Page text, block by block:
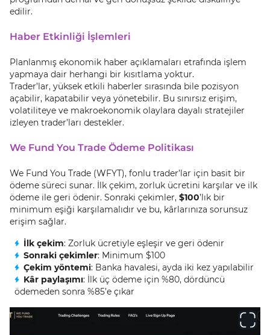
edilir.
Haber Etkinliği İşlemleri
Planlanmış ekonomik haber açıklamaları etrafında işlem
yapmaya dair herhangi bir kısıtlama yoktur.
Trader’lar, yüksek etkili haberler sırasında bile pozisyon
açabilir, kapatabilir veya yönetebilir. Bu sınırsız erişim,
volatiliteye ve makroekonomik olaylara dayalı stratejiler
izleyen trader’ları destekler.
We Fund You Trade Ödeme Politikası
We Fund You Trade (WFYT), fonlu trader’lar için basit bir
ödeme süreci sunar. İlk çekim, zorluk ücretini karşılar ve ilk
ödeme ile geri ödenir. Sonraki çekimler, $100’lık bir
minimum eşiği karşılamalıdır ve bu, kârlarınıza sorunsuz
erişim sağlar.
İlk çekim: Zorluk ücretiyle eşleşir ve geri ödenir
Sonraki çekimler: Minimum $100
Çekim yöntemi: Banka havalesi, ayda iki kez yapılabilir
Kâr paylaşımı: İlk üç ödeme için %80, dördüncü
ödemeden sonra %85’e çıkar